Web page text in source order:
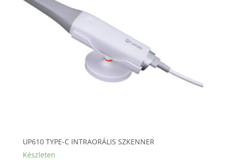
UP610 TYPE-C INTRAORÁLIS SZKENNER
Készleten